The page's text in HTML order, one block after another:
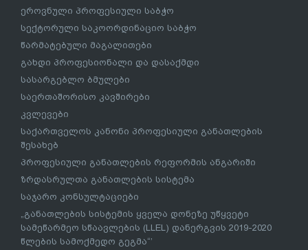
ეროვნული პროფესიული საბჭო
სექტორული საკოორდინაციო საბჭო
წარმატებული მაგალითები
გახდი პროფესიონალი და დასაქმდი
სასარგებლო ბმულები
საერთაშორისო კავშირები
კვლევები
საქართველოს კანონი პროფესიული განათლების
შესახებ
პროფესიული განათლების რეფორმის ანგარიში
ზრდასრულთა განათლების სისტემა
საჯარო კონსულტაციები
„განათლების სისტემის ყველა დონეზე უწყვეტი
სამეწარმეო სწაავლების (LLEL) დანერგვის 2019-2020
წლების სამოქმედო გეგმა“’